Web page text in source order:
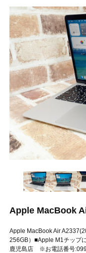
Apple MacBook
Apple MacBook Air
256GB）■Apple M1チップ
鹿児島店 ※お電話番号